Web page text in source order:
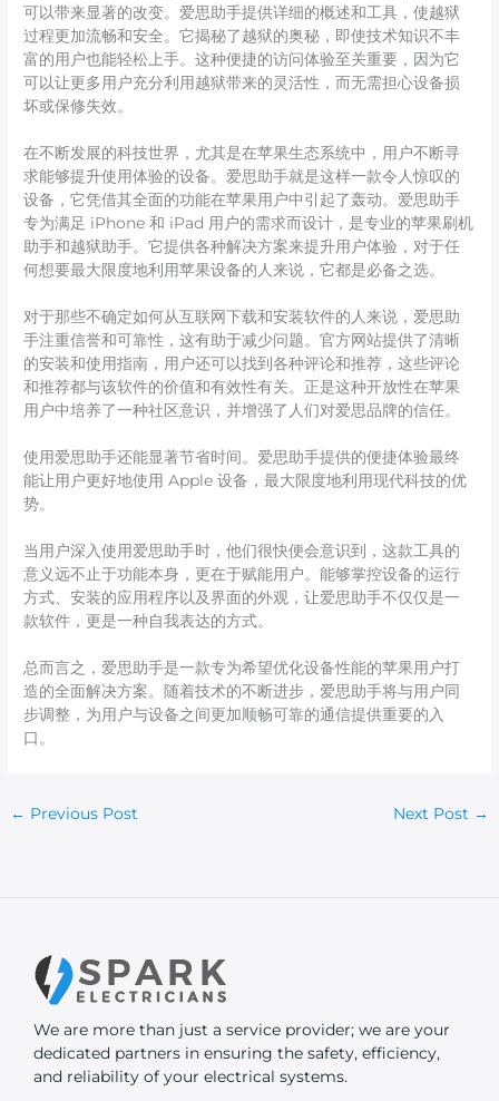
可以带来显著的改变。爱思助手提供详细的概述和工具，使越狱
过程更加流畅和安全。它揭秘了越狱的奥秘，即使技术知识不丰
富的用户也能轻松上手。这种便捷的访问体验至关重要，因为它
可以让更多用户充分利用越狱带来的灵活性，而无需担心设备损
坏或保修失效。
在不断发展的科技世界，尤其是在苹果生态系统中，用户不断寻
求能够提升使用体验的设备。爱思助手就是这样一款令人惊叹的
设备，它凭借其全面的功能在苹果用户中引起了轰动。爱思助手
专为满足 iPhone 和 iPad 用户的需求而设计，是专业的苹果刷机
助手和越狱助手。它提供各种解决方案来提升用户体验，对于任
何想要最大限度地利用苹果设备的人来说，它都是必备之选。
对于那些不确定如何从互联网下载和安装软件的人来说，爱思助
手注重信誉和可靠性，这有助于减少问题。官方网站提供了清晰
的安装和使用指南，用户还可以找到各种评论和推荐，这些评论
和推荐都与该软件的价值和有效性有关。正是这种开放性在苹果
用户中培养了一种社区意识，并增强了人们对爱思品牌的信任。
使用爱思助手还能显著节省时间。爱思助手提供的便捷体验最终
能让用户更好地使用 Apple 设备，最大限度地利用现代科技的优
势。
当用户深入使用爱思助手时，他们很快便会意识到，这款工具的
意义远不止于功能本身，更在于赋能用户。能够掌控设备的运行
方式、安装的应用程序以及界面的外观，让爱思助手不仅仅是一
款软件，更是一种自我表达的方式。
总而言之，爱思助手是一款专为希望优化设备性能的苹果用户打
造的全面解决方案。随着技术的不断进步，爱思助手将与用户同
步调整，为用户与设备之间更加顺畅可靠的通信提供重要的入
口。
← Previous Post Next Post →
We are more than just a service provider; we are your
dedicated partners in ensuring the safety, efficiency,
and reliability of your electrical systems.